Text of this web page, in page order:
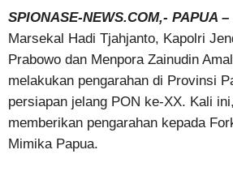
SPIONASE-NEWS.COM,- PAPUA –
Marsekal Hadi Tjahjanto, Kapolri
Prabowo dan Menpora Zainudin
melakukan pengarahan di Provinsi
persiapan jelang PON ke-XX. Kali
memberikan pengarahan kepada
Mimika Papua.